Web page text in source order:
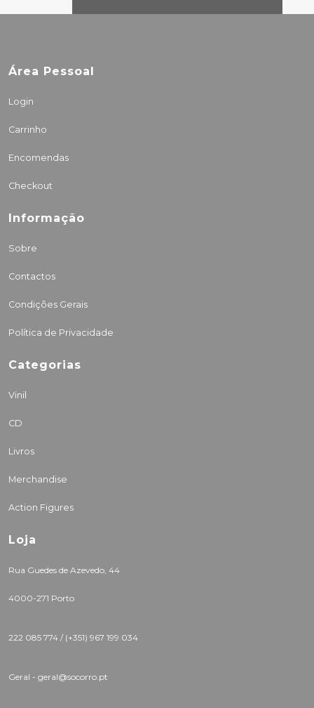
Área Pessoal
Login
Carrinho
Encomendas
Checkout
Informação
Sobre
Contactos
Condições Gerais
Política de Privacidade
Categorias
Vinil
CD
Livros
Merchandise
Action Figures
Loja
Rua Guedes de Azevedo, 44
4000-271 Porto
222 085 774 / (+351) 967 199 034
Geral - geral@socorro.pt